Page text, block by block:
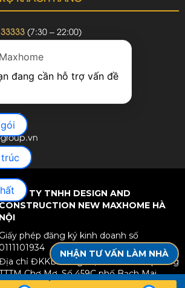
(7:30 – 22:00)
(7:30 – 22:00)
(8:00 – 21:00)
TY TNHH DESIGN AND
NEW MAXHOME HÀ
NỘI
Giấy phép đăng ký kinh doanh số
0111101934
chỉ ĐKKD: Tầng 25, Toà nhà văn phòng
Chợ Mơ, Số 459C phố Bạch Mai,
Phường Bạch Mai, TP Hà Nội, Việt Nam.
NHẬN TƯ VẤN LÀM NHÀ
đang cần hỗ trợ vấn đề